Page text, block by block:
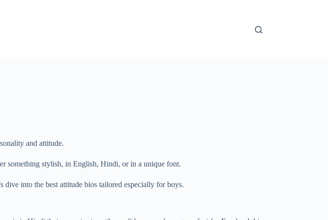
and attitude.
something stylish, in English, Hindi, or in a unique font.
into the best attitude bios tailored especially for boys.